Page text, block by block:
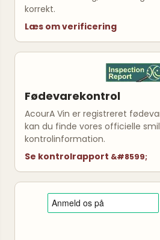
korrekt.
Læs om verificering
Fødevarekontrol
AcourA Vin er registreret
kan du finde vores officielle
kontrolinformation.
Se kontrolrapport